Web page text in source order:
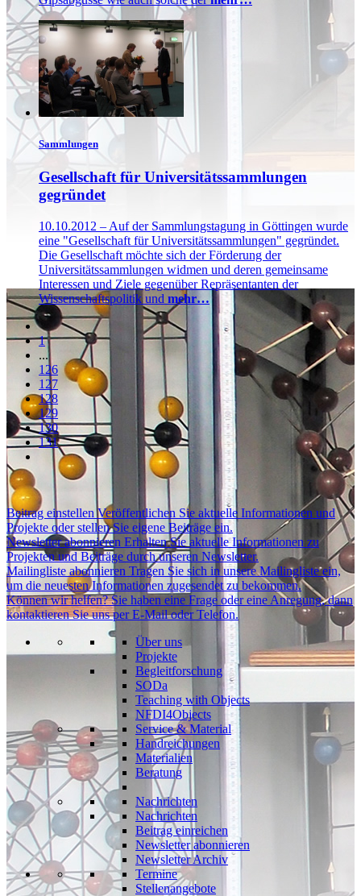
Sammlungen
Gesellschaft für Universitätssammlungen
gegründet
10.10.2012 – Auf der Sammlungstagung in Göttingen wurde
eine "Gesellschaft für Universitätssammlungen" gegründet.
Die Gesellschaft möchte sich der Förderung der
Universitätssammlungen widmen und deren gemeinsame
Interessen und Ziele gegenüber Repräsentanten der
Wissenschaftspolitik und mehr…
1
...
126
127
128
129
130
131
Beitrag einstellen Veröffentlichen Sie aktuelle Informationen und
Projekte oder stellen Sie eigene Beiträge ein.
Newsletter abonnieren Erhalten Sie aktuelle Informationen zu
Projekten und Beiträge durch unseren Newsletter.
Mailingliste abonnieren Tragen Sie sich in unsere Mailingliste ein,
um die neuesten Informationen zugesendet zu bekommen.
Können wir helfen? Sie haben eine Frage oder eine Anregung, dann
kontaktieren Sie uns per E-Mail oder Telefon.
Über uns
Projekte
Begleitforschung
SODa
Teaching with Objects
NFDI4Objects
Service & Material
Handreichungen
Materialien
Beratung
Nachrichten
Nachrichten
Beitrag einreichen
Newsletter abonnieren
Newsletter Archiv
Termine
Stellenangebote